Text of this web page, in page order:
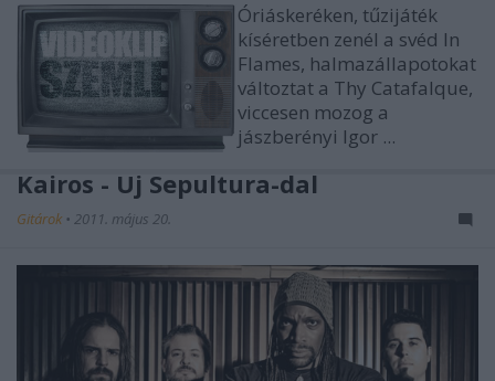
Óriáskeréken, tűzijáték
kíséretben zenél a svéd In
Flames, halmazállapotokat
változtat a Thy Catafalque,
viccesen mozog a
jászberényi Igor ...
Kairos - Új Sepultura-dal
Gitárok • 2011. május 20.